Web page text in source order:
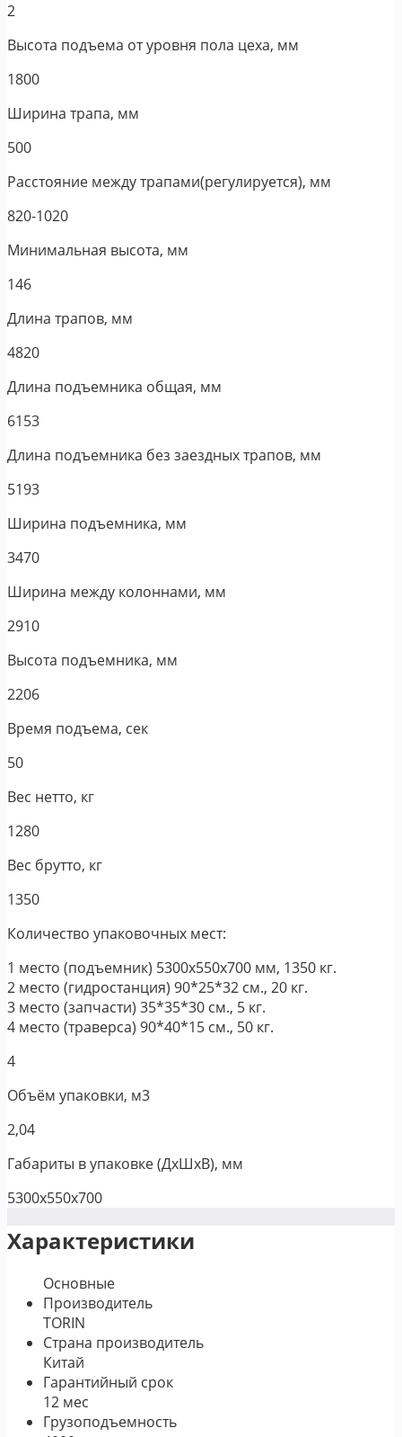
2
Высота подъема от уровня пола цеха, мм
1800
Ширина трапа, мм
500
Расстояние между трапами(регулируется), мм
820-1020
Минимальная высота, мм
146
Длина трапов, мм
4820
Длина подъемника общая, мм
6153
Длина подъемника без заездных трапов, мм
5193
Ширина подъемника, мм
3470
Ширина между колоннами, мм
2910
Высота подъемника, мм
2206
Время подъема, сек
50
Вес нетто, кг
1280
Вес брутто, кг
1350
Количество упаковочных мест:
1 место (подъемник) 5300х550х700 мм, 1350 кг.
2 место (гидростанция) 90*25*32 см., 20 кг.
3 место (запчасти) 35*35*30 см., 5 кг.
4 место (траверса) 90*40*15 см., 50 кг.
4
Объём упаковки, м3
2,04
Габариты в упаковке (ДхШхВ), мм
5300х550х700
Характеристики
Основные
Производитель
TORIN
Страна производитель
Китай
Гарантийный срок
12 мес
Грузоподъемность